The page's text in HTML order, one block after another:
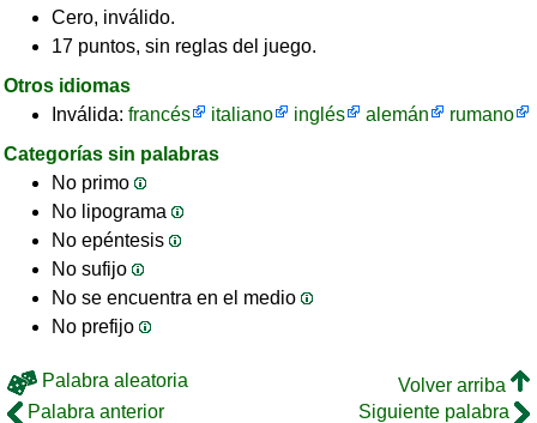
Cero, inválido.
17 puntos, sin reglas del juego.
Otros idiomas
Inválida: francés italiano inglés alemán
rumano
Categorías sin palabras
No primo
No lipograma
No epéntesis
No sufijo
No se encuentra en el medio
No prefijo
Palabra aleatoria
Volver arriba
Palabra anterior
Siguiente palabra